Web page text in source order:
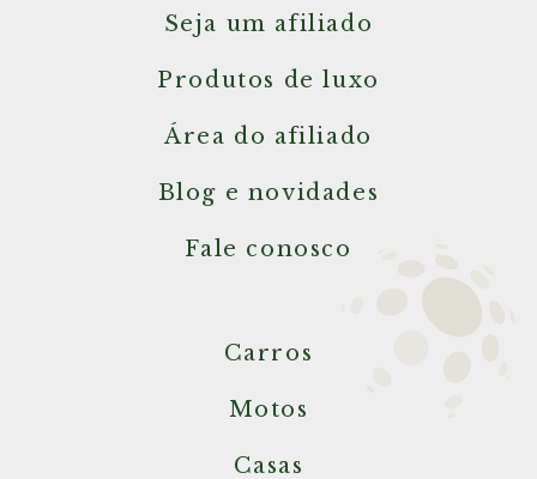
Seja um afiliado
Produtos de luxo
Área do afiliado
Blog e novidades
Fale conosco
Carros
Motos
Casas